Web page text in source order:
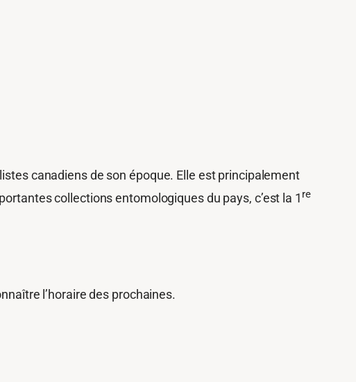
canadiens de son époque. Elle est principalement
collections​ entomologiques du pays​, c’est la 1 re
l’horaire des prochaines.